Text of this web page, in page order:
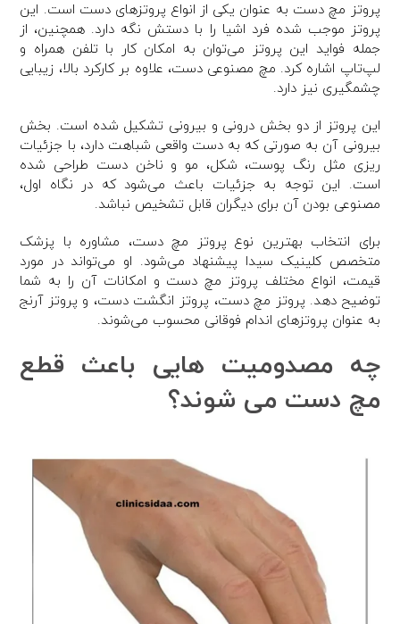
پروتز مچ دست به عنوان یکی از انواع پروتزهای دست است. این
پروتز موجب شده فرد اشیا را با دستش نگه دارد. همچنین، از
جمله فواید این پروتز می‌توان به امکان کار با تلفن همراه و
لپ‌تاپ اشاره کرد. مچ مصنوعی دست، علاوه بر کارکرد بالا، زیبایی
چشمگیری نیز دارد.
این پروتز از دو بخش درونی و بیرونی تشکیل شده است. بخش
بیرونی آن به صورتی که به دست واقعی شباهت دارد، با جزئیات
ریزی مثل رنگ پوست، شکل، مو و ناخن دست طراحی شده
است. این توجه به جزئیات باعث می‌شود که در نگاه اول،
مصنوعی بودن آن برای دیگران قابل تشخیص نباشد.
برای انتخاب بهترین نوع پروتز مچ دست، مشاوره با پزشک
متخصص کلینیک سیدا پیشنهاد می‌شود. او می‌تواند در مورد
قیمت، انواع مختلف پروتز مچ دست و امکانات آن را به شما
توضیح دهد. پروتز مچ دست، پروتز انگشت دست، و پروتز آرنج
به عنوان پروتزهای اندام فوقانی محسوب می‌شوند.
چه مصدومیت هایی باعث قطع
مچ دست می شوند؟